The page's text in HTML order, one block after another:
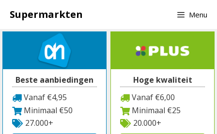
naar
inhoud
Supermarkten Menu
Beste aanbiedingen
Vanaf €4,95
Minimaal €50
27.000+
Hoge kwaliteit
Vanaf €6,00
Minimaal €25
20.000+